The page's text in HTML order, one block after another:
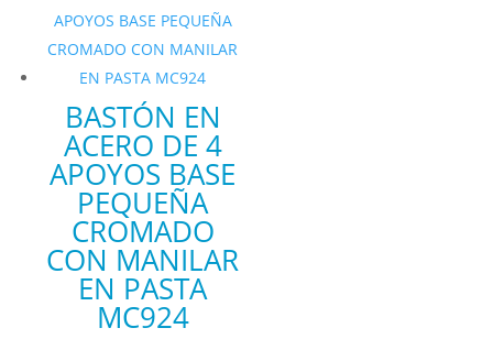
BASTÓN EN
ACERO DE 4
APOYOS BASE
PEQUEÑA
CROMADO
CON MANILAR
EN PASTA
MC924